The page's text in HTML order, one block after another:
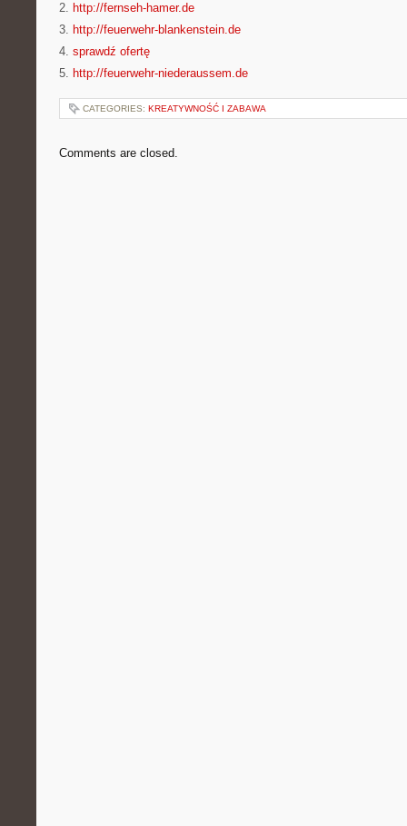
2. http://fernseh-hamer.de
3. http://feuerwehr-blankenstein.de
4. sprawdź ofertę
5. http://feuerwehr-niederaussem.de
CATEGORIES: KREATYWNOŚĆ I ZABAWA
Comments are closed.